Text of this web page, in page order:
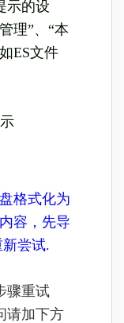
示的设
理”、“本
ES文件
格式化为
容，先导
尝试.
骤重试
请加下方